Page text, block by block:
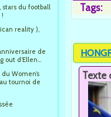
stars du football
reality ),
de
out d’Ellen...
du Women’s
tournoi de
Tags:
Texte